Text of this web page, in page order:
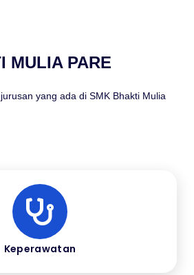
MULIA PARE
yang ada di SMK Bhakti Mulia
Keperawatan